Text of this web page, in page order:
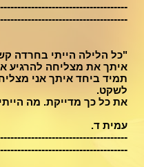
"כל הלילה הייתי בחרדה
איתך את מצליחה להרגיע
תמיד ביחד איתך אני
לשקט.
את כל כך מדייקת. מה
עמית ד.